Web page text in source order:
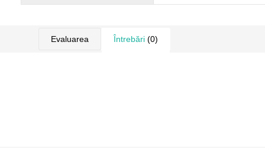
Evaluarea Întrebări (0)